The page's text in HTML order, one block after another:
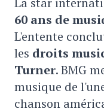
60 ans de
L'entente
les droits
Turner. BMG
musique de
chanson